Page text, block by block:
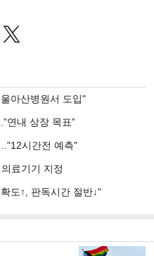
트위
터로
아산병원서 도입"
연내 상장 목표”
시간전 예측"
료기기 지정
도↑, 판독시간 절반↓"